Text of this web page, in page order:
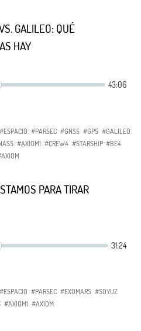
GALILEO: QUÉ
HAY
#ESPACIO #PARSEC #GNSS #GPS #GALILEO
#AXIOM1 #CREW4 #STARSHIP #BE4
PARA TIRAR
#ESPACIO #PARSEC #EXOMARS #SOYUZ
#AXIOM1 #AXIOM